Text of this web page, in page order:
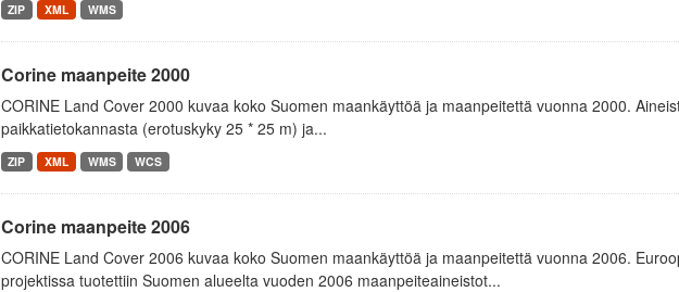
ZIP XML WMS
Corine maanpeite 2000
CORINE Land Cover 2000 kuvaa koko Suomen maankäyttöä ja maanpeitettä vuonna 2000.
paikkatietokannasta (erotuskyky 25 * 25 m) ja...
ZIP XML WMS WCS
Corine maanpeite 2006
CORINE Land Cover 2006 kuvaa koko Suomen maankäyttöä ja maanpeitettä vuonna 2006.
projektissa tuotettiin Suomen alueelta vuoden 2006 maanpeiteaineistot...